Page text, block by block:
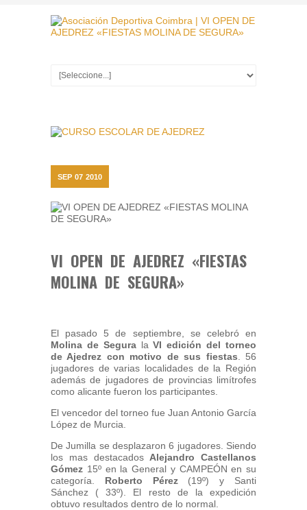
SEP 07 2010
VI OPEN DE AJEDREZ «FIESTAS
MOLINA DE SEGURA»
El pasado 5 de septiembre, se celebró en
Molina de SeguralaVI edición del torneo
de Ajedrez con motivo de sus fiestas . 56
jugadores de varias localidades de la Región
además de jugadores de provincias limítrofes
como alicante fueron los participantes.
El vencedor del torneo fue Juan Antonio García
López de Murcia.
De Jumilla se desplazaron 6 jugadores. Siendo
los mas destacados Alejandro Castellanos
Gómez 15º en la General y CAMPEÓN en su
categoría. Roberto Pérez(19º) y Santi
Sánchez ( 33º). El resto de la expedición
obtuvo resultados dentro de lo normal.